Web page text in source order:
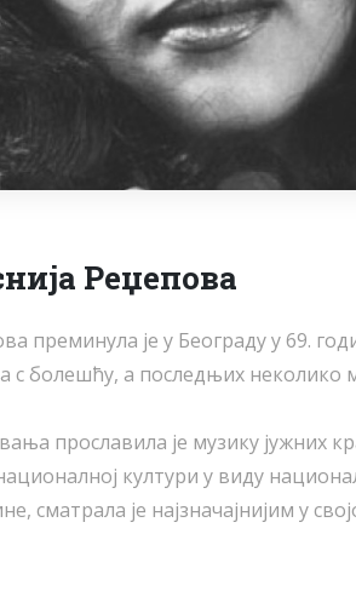
Реџепова
преминула је у Београду у 69.
с болешћу, а последњих неколико
прославила је музику јужних
култури у виду
сматрала је најзначајнијим у